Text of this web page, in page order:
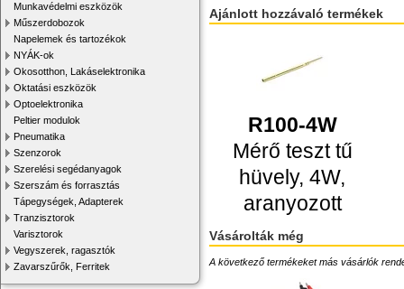
Munkavédelmi eszközök
Műszerdobozok
Napelemek és tartozékok
NYÁK-ok
Okosotthon, Lakáselektronika
Oktatási eszközök
Optoelektronika
Peltier modulok
Pneumatika
Szenzorok
Szerelési segédanyagok
Szerszám és forrasztás
Tápegységek, Adapterek
Tranzisztorok
Varisztorok
Vegyszerek, ragasztók
Zavarszűrők, Ferritek
Ajánlott hozzávaló termékek
R100-4W
Mérő teszt tű
hüvely, 4W,
aranyozott
Vásárolták még
A következő termékeket más vásárlók